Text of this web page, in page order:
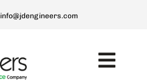
info@jdengineers.com